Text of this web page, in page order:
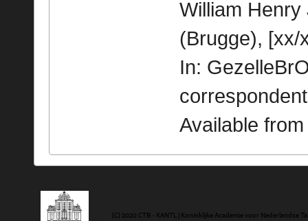
William
(Brugge), [xx/
In:
Available
(C) 2020 CTB - KANTL | Koninklijke Academie voor Nederlandse